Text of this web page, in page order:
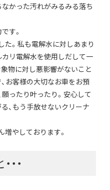
かった汚れがみるみる落ち
す。
。私も電解水に対しあまり
リ電解水を使用しだして一
物に対し悪影響がないこと
お客様の大切なお車をお預
ったり叶ったり。安心して
、もう手放せないクリーナ
やしております。
・